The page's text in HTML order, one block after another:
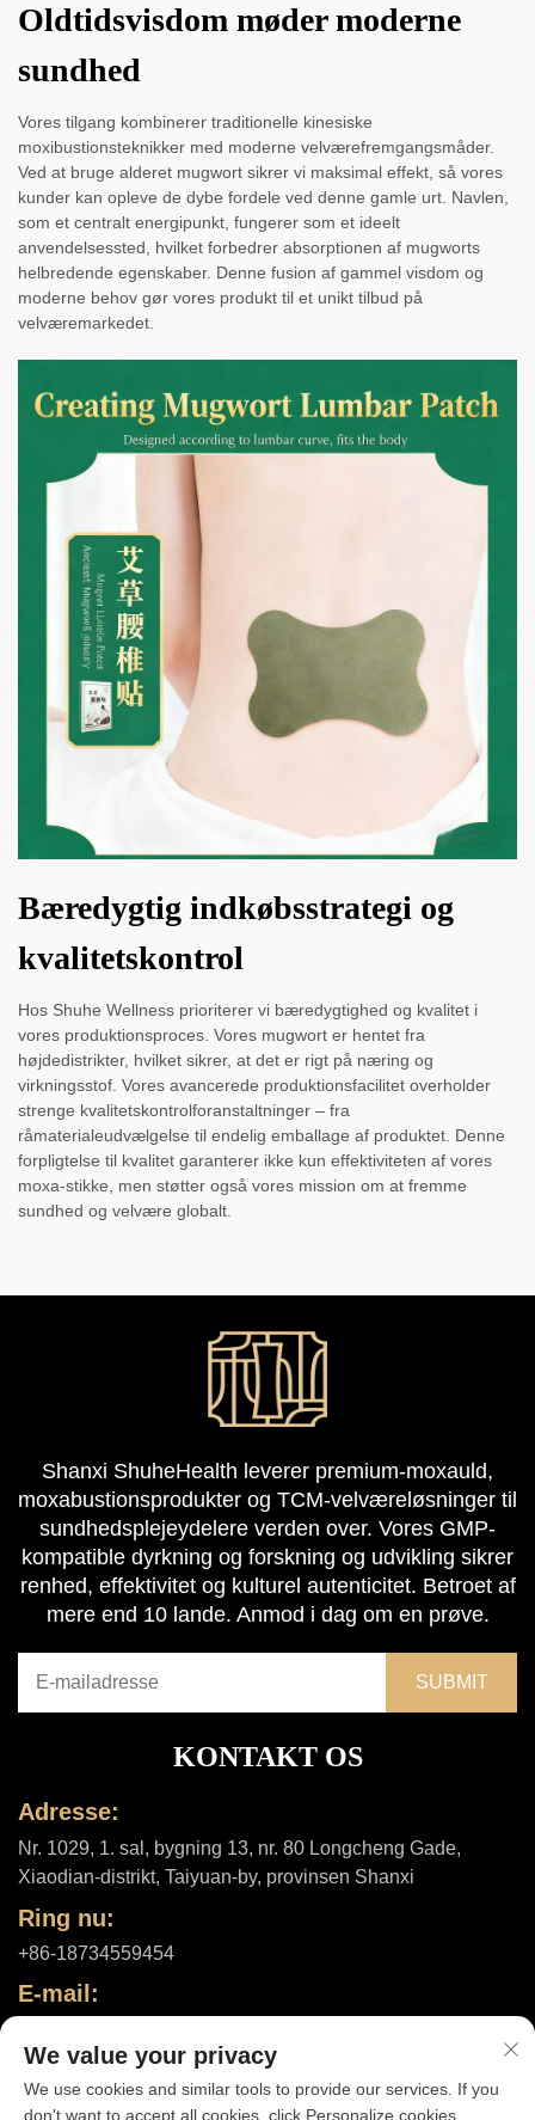
Oldtidsvisdom møder moderne
sundhed
Vores tilgang kombinerer traditionelle kinesiske
moxibustionsteknikker med moderne velværefremgangsmåder.
Ved at bruge alderet mugwort sikrer vi maksimal effekt, så vores
kunder kan opleve de dybe fordele ved denne gamle urt. Navlen,
som et centralt energipunkt, fungerer som et ideelt
anvendelsessted, hvilket forbedrer absorptionen af mugworts
helbredende egenskaber. Denne fusion af gammel visdom og
moderne behov gør vores produkt til et unikt tilbud på
velværemarkedet.
Bæredygtig indkøbsstrategi og
kvalitetskontrol
Hos Shuhe Wellness prioriterer vi bæredygtighed og kvalitet i
vores produktionsproces. Vores mugwort er hentet fra
højdedistrikter, hvilket sikrer, at det er rigt på næring og
virkningsstof. Vores avancerede produktionsfacilitet overholder
strenge kvalitetskontrolforanstaltninger – fra
råmaterialeudvælgelse til endelig emballage af produktet. Denne
forpligtelse til kvalitet garanterer ikke kun effektiviteten af vores
moxa-stikke, men støtter også vores mission om at fremme
sundhed og velvære globalt.
Shanxi ShuheHealth leverer premium-moxauld,
moxabustionsprodukter og TCM-velværeløsninger til
sundhedsplejeydelere verden over. Vores GMP-
kompatible dyrkning og forskning og udvikling sikrer
renhed, effektivitet og kulturel autenticitet. Betroet af
mere end 10 lande. Anmod i dag om en prøve.
KONTAKT OS
Adresse:
Nr. 1029, 1. sal, bygning 13, nr. 80 Longcheng Gade,
Xiaodian-distrikt, Taiyuan-by, provinsen Shanxi
Ring nu:
+86-18734559454
E-mail:
We value your privacy
We use cookies and similar tools to provide our services. If you
don't want to accept all cookies, click Personalize cookies.